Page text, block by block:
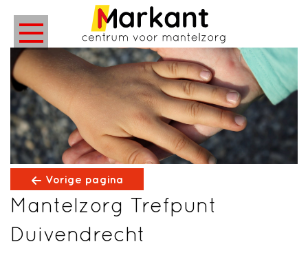
Vorige pagina
Mantelzorg Trefpunt
Duivendrecht